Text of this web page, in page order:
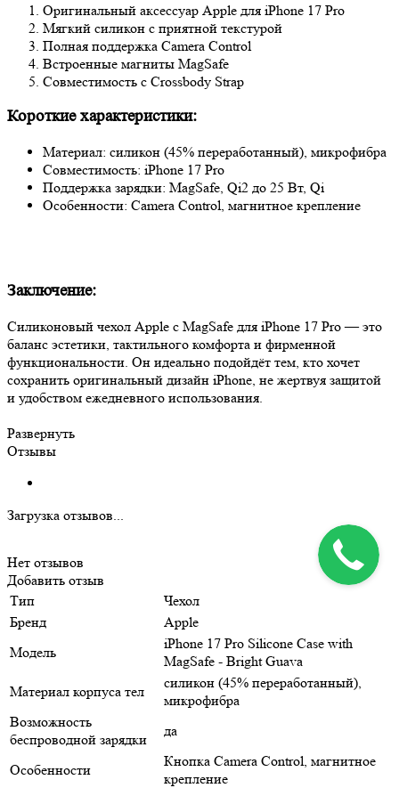
Оригинальный аксессуар Apple для iPhone 17 Pro
Мягкий силикон с приятной текстурой
Полная поддержка Camera Control
Встроенные магниты MagSafe
Совместимость с Crossbody Strap
Короткие характеристики:
Материал: силикон (45% переработанный), микрофибра
Совместимость: iPhone 17 Pro
Поддержка зарядки: MagSafe, Qi2 до 25 Вт, Qi
Особенности: Camera Control, магнитное крепление
Заключение:
Силиконовый чехол Apple с MagSafe для iPhone 17 Pro — это
баланс эстетики, тактильного комфорта и фирменной
функциональности. Он идеально подойдёт тем, кто хочет
сохранить оригинальный дизайн iPhone, не жертвуя защитой
и удобством ежедневного использования.
Развернуть
Отзывы
Загрузка отзывов...
Нет отзывов
Добавить отзыв
Тип
Чехол
Бренд
Apple
Модель
iPhone 17 Pro Silicone Case with
MagSafe - Bright Guava
Материал корпуса тел
силикон (45% переработанный),
микрофибра
Возможность
беспроводной зарядки
да
Особенности
Кнопка Camera Control, магнитное
крепление